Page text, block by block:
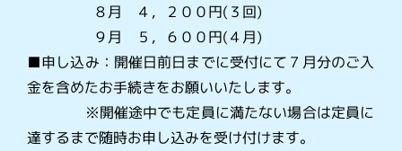
８月 ４，２００円(３回)
９月 ５，６００円(４月)
■申し込み：開催日前日までに受付にて７月分のご入
金を含めたお手続きをお願いいたします。
※開催途中でも定員に満たない場合は定員に
達するまで随時お申し込みを受け付けます。